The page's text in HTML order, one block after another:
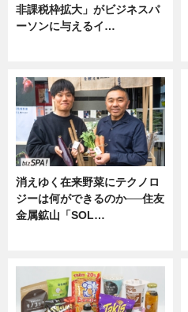
非課税枠拡大」がビジネスパ
ーソンに与えるイ…
消えゆく在来野菜にテクノロ
ジーは何ができるのか──住友
金属鉱山「SOL…